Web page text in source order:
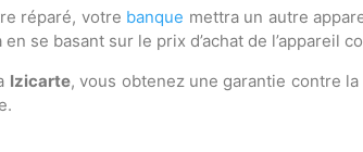
réparé, votre banque mettra un autre
se basant sur le prix d’achat de l’appareil
Izicarte, vous obtenez une garantie contre